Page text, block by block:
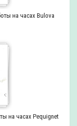
на часах Bulova
на часах Pequignet